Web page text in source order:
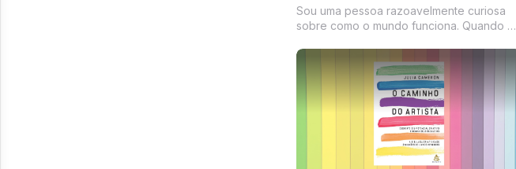
Sou uma pessoa razoavelmente curiosa
sobre como o mundo funciona. Quando vi
livro tive certeza que iria gostar. Dito e